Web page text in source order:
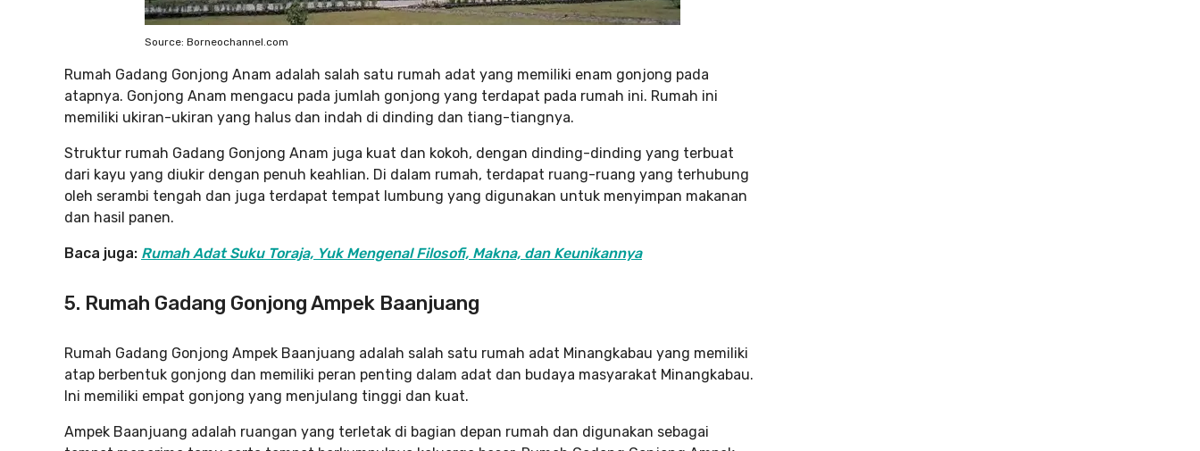
Source: Borneochannel.com
Rumah Gadang Gonjong Anam adalah salah satu rumah adat yang memiliki enam gonjong pada
atapnya. Gonjong Anam mengacu pada jumlah gonjong yang terdapat pada rumah ini. Rumah ini
memiliki ukiran-ukiran yang halus dan indah di dinding dan tiang-tiangnya.
Struktur rumah Gadang Gonjong Anam juga kuat dan kokoh, dengan dinding-dinding yang terbuat
dari kayu yang diukir dengan penuh keahlian. Di dalam rumah, terdapat ruang-ruang yang terhubung
oleh serambi tengah dan juga terdapat tempat lumbung yang digunakan untuk menyimpan makanan
dan hasil panen.
Baca juga: Rumah Adat Suku Toraja, Yuk Mengenal Filosofi, Makna, dan Keunikannya
5. Rumah Gadang Gonjong Ampek Baanjuang
Rumah Gadang Gonjong Ampek Baanjuang adalah salah satu rumah adat Minangkabau yang memiliki
atap berbentuk gonjong dan memiliki peran penting dalam adat dan budaya masyarakat Minangkabau.
Ini memiliki empat gonjong yang menjulang tinggi dan kuat.
Ampek Baanjuang adalah ruangan yang terletak di bagian depan rumah dan digunakan sebagai